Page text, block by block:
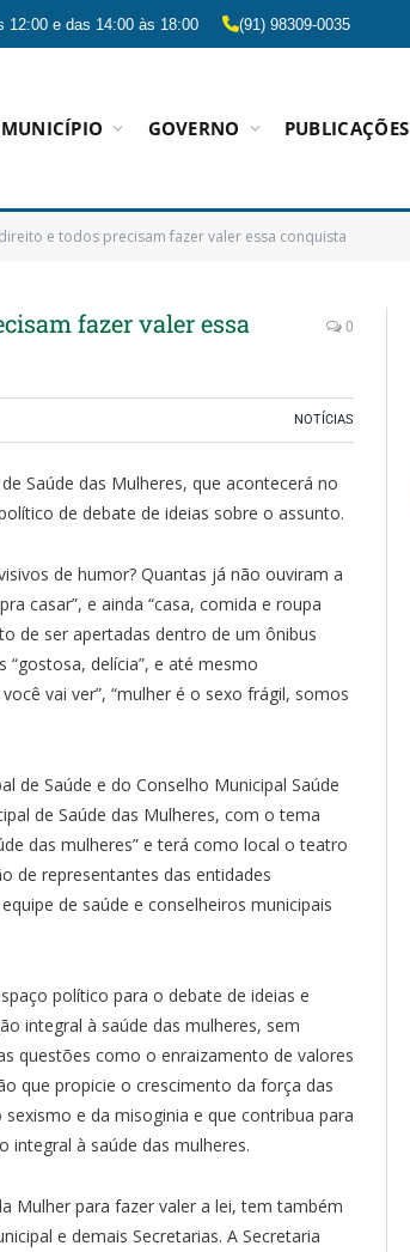
12:00 e das 14:00 às 18:00 (91) 98309-0035
MUNICÍPIO GOVERNO PUBLICAÇÕES
e todos precisam fazer valer essa conquista
fazer valer essa
0
NOTÍCIAS
Saúde das Mulheres, que acontecerá no
de debate de ideias sobre o assunto.
de humor? Quantas já não ouviram a
casar”, e ainda “casa, comida e roupa
de ser apertadas dentro de um ônibus
delícia”, e até mesmo
vai ver”, “mulher é o sexo frágil, somos
de Saúde e do Conselho Municipal Saúde
de Saúde das Mulheres, com o tema
das mulheres” e terá como local o teatro
de representantes das entidades
de saúde e conselheiros municipais
político para o debate de ideias e
integral à saúde das mulheres, sem
questões como o enraizamento de valores
que propicie o crescimento da força das
e da misoginia e que contribua para
integral à saúde das mulheres.
Mulher para fazer valer a lei, tem também
e demais Secretarias. A Secretaria